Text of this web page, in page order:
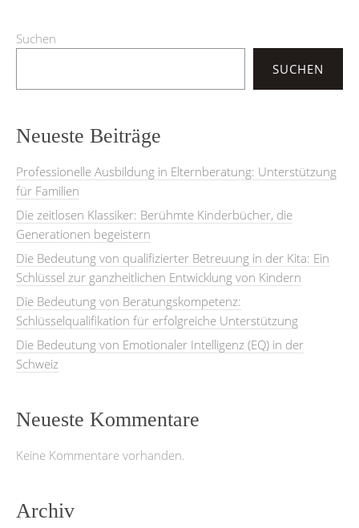
Suchen
SUCHEN
Neueste Beiträge
Professionelle Ausbildung in Elternberatung: Unterstützung
für Familien
Die zeitlosen Klassiker: Berühmte Kinderbücher, die
Generationen begeistern
Die Bedeutung von qualifizierter Betreuung in der Kita: Ein
Schlüssel zur ganzheitlichen Entwicklung von Kindern
Die Bedeutung von Beratungskompetenz:
Schlüsselqualifikation für erfolgreiche Unterstützung
Die Bedeutung von Emotionaler Intelligenz (EQ) in der
Schweiz
Neueste Kommentare
Keine Kommentare vorhanden.
Archiv